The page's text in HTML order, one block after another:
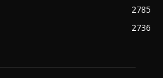
2785
2736